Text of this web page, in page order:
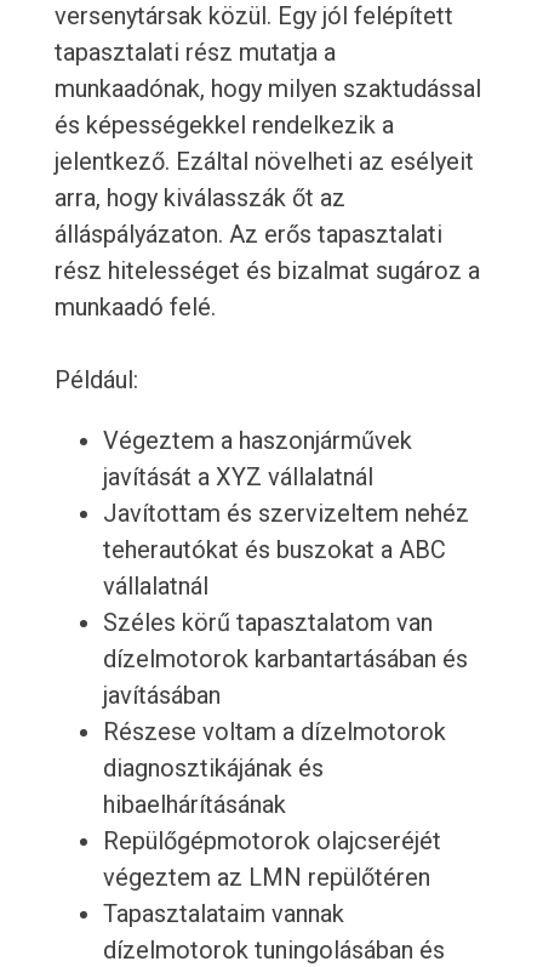
versenytársak közül. Egy jól felépített
tapasztalati rész mutatja a
munkaadónak, hogy milyen szaktudással
és képességekkel rendelkezik a
jelentkező. Ezáltal növelheti az esélyeit
arra, hogy kiválasszák őt az
álláspályázaton. Az erős tapasztalati
rész hitelességet és bizalmat sugároz a
munkaadó felé.
Például:
Végeztem a haszonjárművek
javítását a XYZ vállalatnál
Javítottam és szervizeltem nehéz
teherautókat és buszokat a ABC
vállalatnál
Széles körű tapasztalatom van
dízelmotorok karbantartásában és
javításában
Részese voltam a dízelmotorok
diagnosztikájának és
hibaelhárításának
Repülőgépmotorok olajcseréjét
végeztem az LMN repülőtéren
Tapasztalataim vannak
dízelmotorok tuningolásában és